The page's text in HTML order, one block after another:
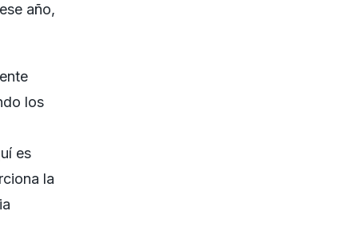
año,
los
es
la